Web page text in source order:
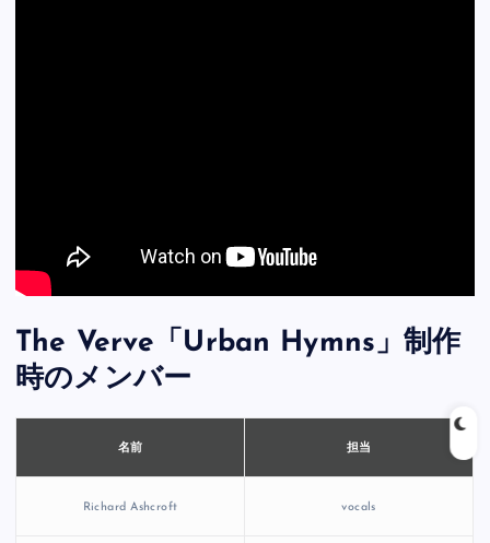
The Verve「Urban Hymns」制作
時のメンバー
名前 担当
Richard Ashcroft vocals